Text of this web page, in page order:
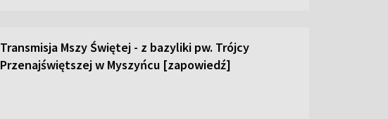
Transmisja Mszy Świętej - z bazyliki pw. Trójcy
Przenajświętszej w Myszyńcu [zapowiedź]